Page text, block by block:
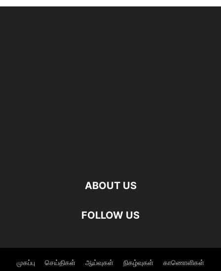
ABOUT US
FOLLOW US
முகப்பு செய்திகள் ஆய்வுகள் நிகழ்வுகள் காணொளிகள்